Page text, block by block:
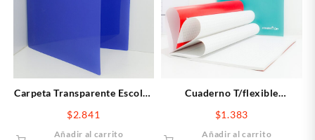
Carpeta Transparente Escolar
$2.841
Añadir al carrito
Cuaderno T/flexible
Maratón
$1.383
Añadir al carrito